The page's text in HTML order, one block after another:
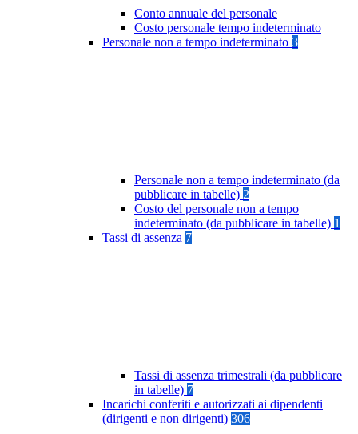
Conto annuale del personale
Costo personale tempo indeterminato
Personale non a tempo indeterminato 3
Personale non a tempo indeterminato (da
pubblicare in tabelle) 2
Costo del personale non a tempo
indeterminato (da pubblicare in tabelle) 1
Tassi di assenza 7
Tassi di assenza trimestrali (da pubblicare
in tabelle) 7
Incarichi conferiti e autorizzati ai dipendenti
(dirigenti e non dirigenti) 306